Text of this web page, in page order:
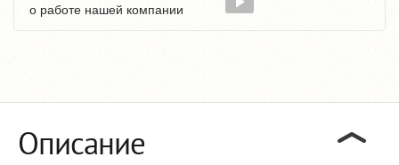
о работе нашей компании
Описание